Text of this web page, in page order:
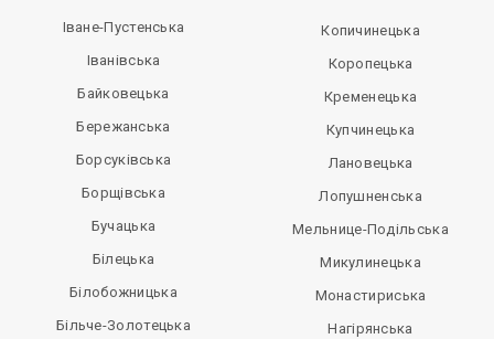
Іване-Пустенська
Іванівська
Байковецька
Бережанська
Борсуківська
Борщівська
Бучацька
Білецька
Білобожницька
Більче-Золотецька
Копичинецька
Коропецька
Кременецька
Купчинецька
Лановецька
Лопушненська
Мельнице-Подільська
Микулинецька
Монастириська
Нагірянська